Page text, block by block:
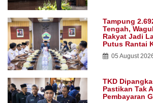
Tampung
Tengah,
Rakyat Jadi
Putus Rantai
05 August
TKD
Pastikan Tak
Pembayaran